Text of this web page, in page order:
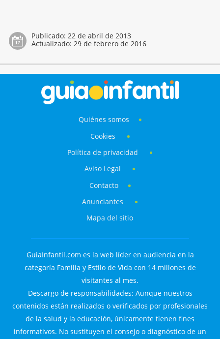
Publicado: 22 de abril de 2013
Actualizado: 29 de febrero de 2016
Quiénes somos
Cookies
Política de privacidad
Aviso Legal
Contacto
Anunciantes
Mapa del sitio
GuiaInfantil.com es la web líder en audiencia en la
categoría Familia y Estilo de Vida con 14 millones de
visitantes al mes.
Descargo de responsabilidades: Aunque nuestros
contenidos están realizados o verificados por profesionales
de la salud y la educación, únicamente tienen fines
informativos. No sustituyen el consejo o diagnóstico de un